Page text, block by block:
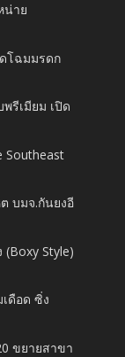
น่าย
โฉมมรดก
รีเมียม เปิด
Southeast
บมจ.กันยงอี
(Boxy Style)
ดือด ซิ่ง
ขยายสาขา